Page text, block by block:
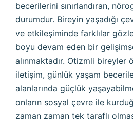
becerilerini sınırlandıran,
durumdur. Bireyin yaşadığı
ve etkileşiminde farklılar
boyu devam eden bir
alınmaktadır. Otizmli bireyler
iletişim, günlük yaşam
alanlarında güçlük
onların sosyal çevre ile
zaman zaman tek taraflı